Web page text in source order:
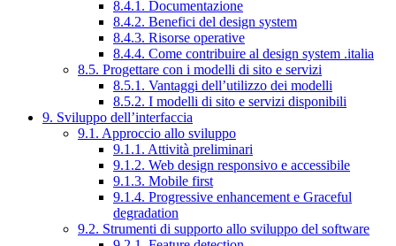
8.4.1. Documentazione
8.4.2. Benefici del design system
8.4.3. Risorse operative
8.4.4. Come contribuire al design system .italia
8.5. Progettare con i modelli di sito e servizi
8.5.1. Vantaggi dell’utilizzo dei modelli
8.5.2. I modelli di sito e servizi disponibili
9. Sviluppo dell’interfaccia
9.1. Approccio allo sviluppo
9.1.1. Attività preliminari
9.1.2. Web design responsivo e accessibile
9.1.3. Mobile first
9.1.4. Progressive enhancement e Graceful
degradation
9.2. Strumenti di supporto allo sviluppo del software